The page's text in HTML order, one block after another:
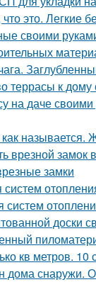
это. Легкие
своими
террасы к
на даче
называется.
врезной
замки
систем
систем
доски
кв метров. 10
дома снаружи.